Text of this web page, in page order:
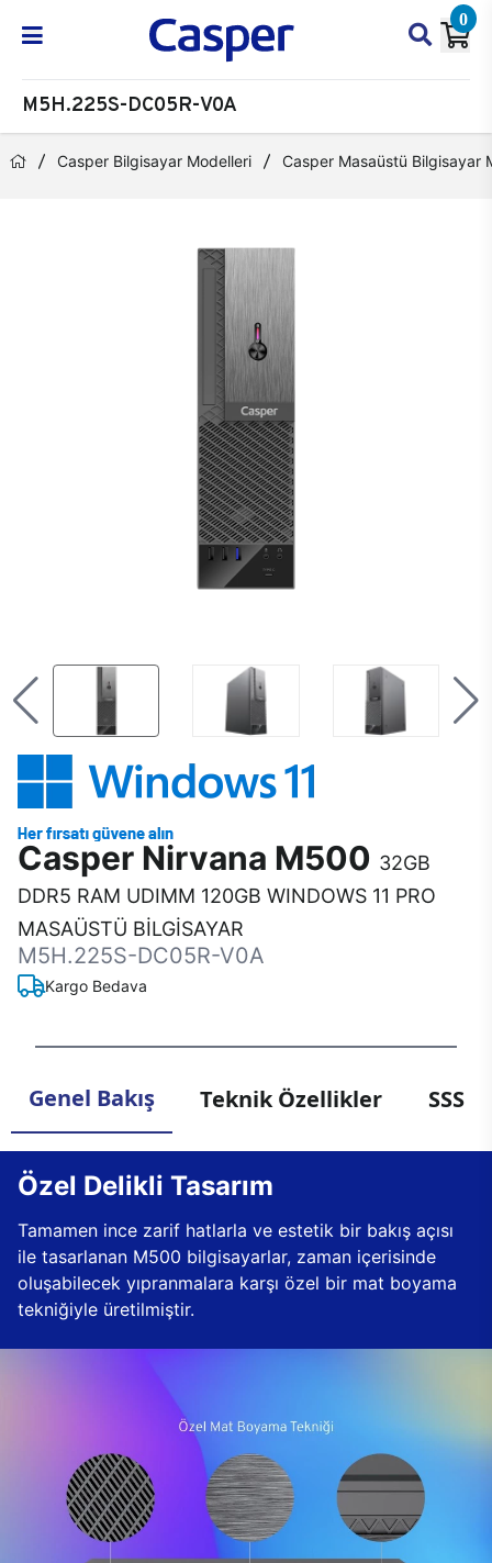
0
M5H.225S-DC05R-V0A
Casper Bilgisayar Modelleri Casper Masaüstü Bilgisayar
Casper Nirvana M500 32GB
DDR5 RAM UDIMM 120GB WINDOWS 11 PRO
MASAÜSTÜ BİLGİSAYAR
M5H.225S-DC05R-V0A
Kargo Bedava
Genel Bakış Teknik Özellikler SSS
Özel Delikli Tasarım
Tamamen ince zarif hatlarla ve estetik bir bakış açısı
ile tasarlanan M500 bilgisayarlar, zaman içerisinde
oluşabilecek yıpranmalara karşı özel bir mat boyama
tekniğiyle üretilmiştir.